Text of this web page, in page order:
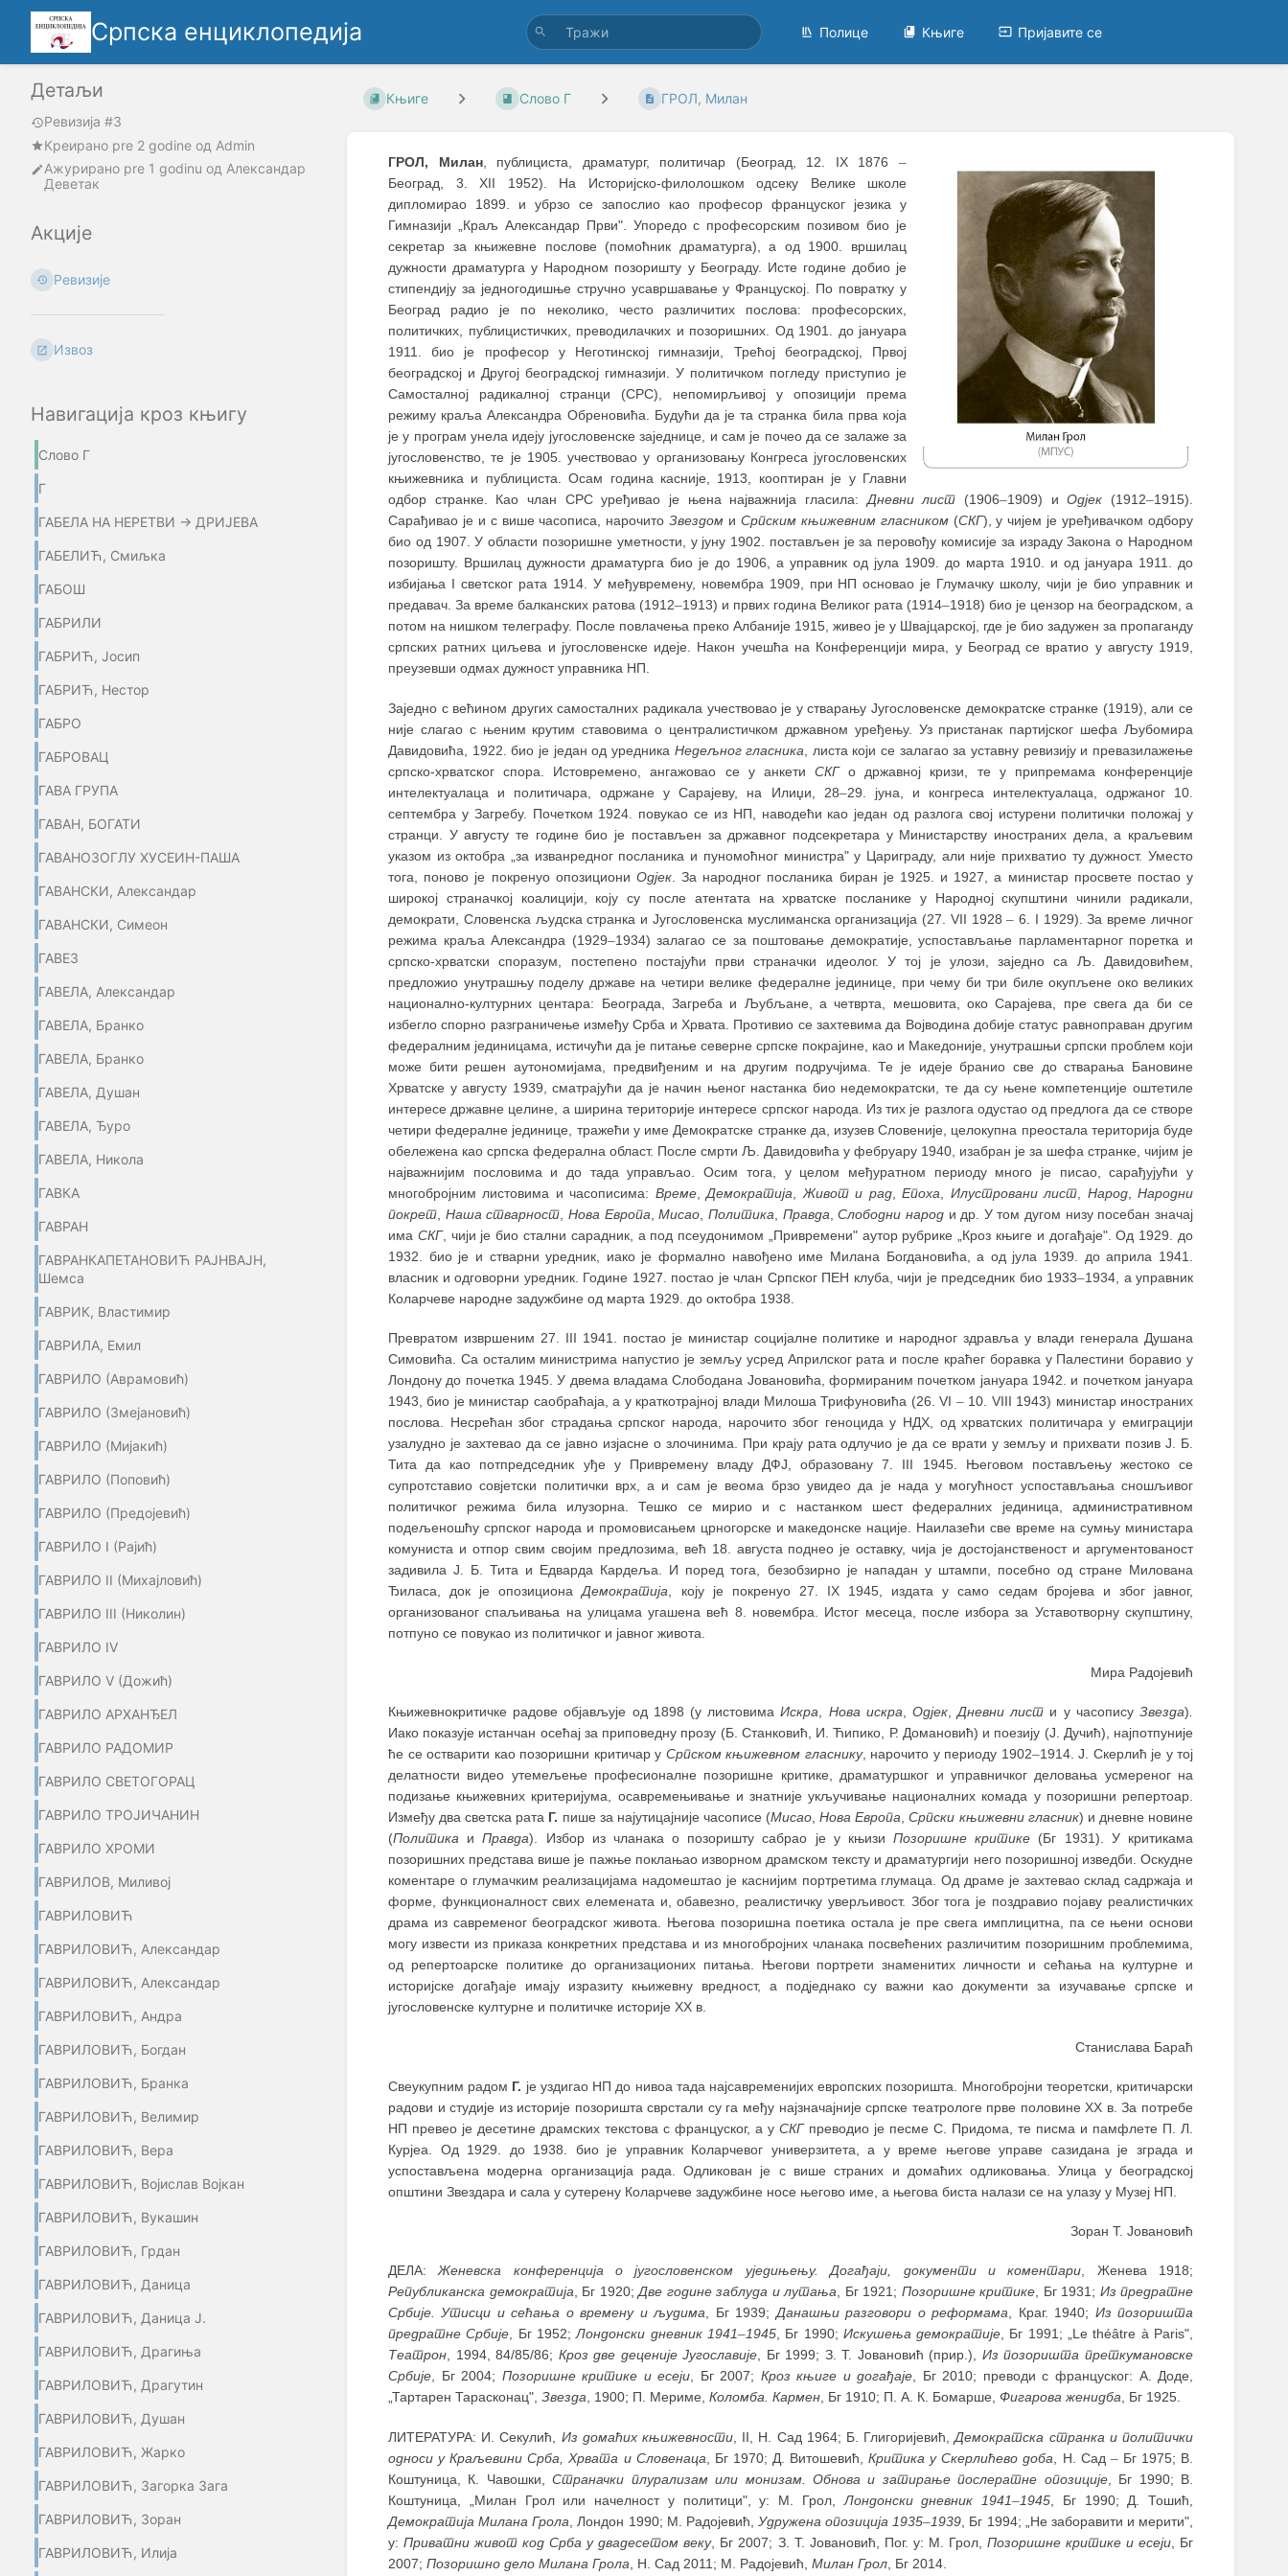
Српска енциклопедија Полице Књиге Пријавите се
Детаљи
Ревизија #3
Креирано pre 2 godine oд Admin
Ажурирано pre 1 godinu од Александар
Деветак
Акције
Ревизије
Извоз
Навигација кроз књигу
Слово Г
Г
ГАБЕЛА НА НЕРЕТВИ → ДРИЈЕВА
ГАБЕЛИЋ, Смиљка
ГАБОШ
ГАБРИЛИ
ГАБРИЋ, Јосип
ГАБРИЋ, Нестор
ГАБРО
ГАБРОВАЦ
ГАВА ГРУПА
ГАВАН, БОГАТИ
ГАВАНОЗОГЛУ ХУСЕИН-ПАША
ГАВАНСКИ, Александар
ГАВАНСКИ, Симеон
ГАВЕЗ
ГАВЕЛА, Александар
ГАВЕЛА, Бранко
ГАВЕЛА, Бранко
ГАВЕЛА, Душан
ГАВЕЛА, Ђуро
ГАВЕЛА, Никола
ГАВКА
ГАВРАН
ГАВРАНКАПЕТАНОВИЋ РАЈНВАЈН,
Шемса
ГАВРИК, Властимир
ГАВРИЛА, Емил
ГАВРИЛО (Aврамовић)
ГАВРИЛО (Змејановић)
ГАВРИЛО (Мијакић)
ГАВРИЛО (Поповић)
ГАВРИЛО (Предојевић)
ГАВРИЛО I (Рајић)
ГАВРИЛО II (Михајловић)
ГАВРИЛО III (Николин)
ГАВРИЛО IV
ГАВРИЛО V (Дожић)
ГАВРИЛО АРХАНЂЕЛ
ГАВРИЛО РАДОМИР
ГАВРИЛО СВЕТОГОРАЦ
ГАВРИЛО ТРОЈИЧАНИН
ГАВРИЛО ХРОМИ
ГАВРИЛОВ, Миливој
ГАВРИЛОВИЋ
ГАВРИЛОВИЋ, Александар
ГАВРИЛОВИЋ, Александар
ГАВРИЛОВИЋ, Андра
ГАВРИЛОВИЋ, Богдан
ГАВРИЛОВИЋ, Бранка
ГАВРИЛОВИЋ, Велимир
ГАВРИЛОВИЋ, Вера
ГАВРИЛОВИЋ, Војислав Војкан
ГАВРИЛОВИЋ, Вукашин
ГАВРИЛОВИЋ, Грдан
ГАВРИЛОВИЋ, Даница
ГАВРИЛОВИЋ, Даница Ј.
ГАВРИЛОВИЋ, Драгиња
ГАВРИЛОВИЋ, Драгутин
ГАВРИЛОВИЋ, Душан
ГАВРИЛОВИЋ, Жарко
ГАВРИЛОВИЋ, Загорка Зага
ГАВРИЛОВИЋ, Зоран
ГАВРИЛОВИЋ, Илија
Књиге Слово Г ГРОЛ, Милан
ГРОЛ, Милан, публициста, драматург, политичар (Београд, 12. IX 1876–
Београд, 3. XII 1952). На Историјско-филолошком одсеку Велике школе
дипломирао 1899. и убрзо се запослио као професор француског језика у
Гимназији „Краљ Александар Први". Упоредо с професорским позивом био је
секретар за књижевне послове (помоћник драматурга), а од 1900. вршилац
дужности драматурга у Народном позоришту у Београду. Исте године добио је
стипендију за једногодишње стручно усавршавање у Француској. По повратку у
Београд радио је по неколико, често различитих послова: професорских,
политичких, публицистичких, преводилачких и позоришних. Од 1901. до јануара
1911. био је професор у Неготинској гимназији, Трећој београдској, Првој
београдској и Другој београдској гимназији. У политичком погледу приступио је
Самосталној радикалној странци (СРС), непомирљивој у опозицији према
режиму краља Александра Обреновића. Будући да је та странка била прва која
је у програм унела идеју југословенске заједнице, и сам је почео да се залаже за
југословенство, те је 1905. учествовао у организовању Конгреса југословенских
књижевника и публициста. Осам година касније, 1913, кооптиран је у Главни
одбор странке. Као члан СРС уређивао је њена најважнија гласила:Дневни лист (1906–1909) иОдјек (1912–1915).
Сарађивао је и с више часописа, нарочитоЗвездом и Српским књижевним гласником(СКГ), у чијем је уређивачком одбору
био од 1907. У области позоришне уметности, у јуну 1902. постављен је за перовођу комисије за израду Закона о Народном
позоришту. Вршилац дужности драматурга био је до 1906, а управник од јула 1909. до марта 1910. и од јануара 1911. до
избијања I светског рата 1914. У међувремену, новембра 1909, при НП основао је Глумачку школу, чији је био управник и
предавач. За време балканских ратова (1912–1913) и првих година Великог рата (1914–1918) био је цензор на београдском, а
потом на нишком телеграфу. После повлачења преко Албаније 1915, живео је у Швајцарској, где је био задужен за пропаганду
српских ратних циљева и југословенске идеје. Након учешћа на Конференцији мира, у Београд се вратио у августу 1919,
преузевши одмах дужност управника НП.
Заједно с већином других самосталних радикала учествовао је у стварању Југословенске демократске странке (1919), али се
није слагао с њеним крутим ставовима о централистичком државном уређењу. Уз пристанак партијског шефа Љубомира
Давидовића, 1922. био је један од уредника Недељног гласника , листа који се залагао за уставну ревизију и превазилажење
српско-хрватског спора. Истовремено, ангажовао се у анкети СКГо државној кризи, те у припремама конференције
интелектуалаца и политичара, одржане у Сарајеву, на Илиџи, 28–29. јуна, и конгреса интелектуалаца, одржаног 10.
септембра у Загребу. Почетком 1924. повукао се из НП, наводећи као један од разлога свој истурени политички положај у
странци. У августу те године био је постављен за државног подсекретара у Министарству иностраних дела, а краљевим
указом из октобра „за изванредног посланика и пуномоћног министра" у Цариграду, али није прихватио ту дужност. Уместо
тога, поново је покренуо опозициони Одјек. За народног посланика биран је 1925. и 1927, а министар просвете постао у
широкој страначкој коалицији, коју су после атентата на хрватске посланике у Народној скупштини чинили радикали,
демократи, Словенска људска странка и Југословенска муслиманска организација (27. VII 1928– 6. I 1929). За време личног
режима краља Александра (1929–1934) залагао се за поштовање демократије, успостављање парламентарног поретка и
српско-хрватски споразум, постепено постајући први страначки идеолог. У тој је улози, заједно сa Љ. Давидовићем,
предложио унутрашњу поделу државе на четири велике федералне јединице, при чему би три биле окупљене око великих
национално-културних центара: Београда, Загреба и Љубљане, а четврта, мешовита, око Сарајева, пре свега да би се
избегло спорно разграничење између Срба и Хрвата. Противио се захтевима да Војводина добије статус равноправан другим
федералним јединицама, истичући да је питање северне српске покрајине, као и Македоније, унутрашњи српски проблем који
може бити решен аутономијама, предвиђеним и на другим подручјима. Те је идеје бранио све до стварања Бановине
Хрватске у августу 1939, сматрајући да је начин њеног настанка био недемократски, те да су њене компетенције оштетиле
интересе државне целине, а ширина територије интересе српског народа. Из тих је разлога одустао од предлога да се створе
четири федералне јединице, тражећи у име Демократске странке да, изузев Словеније, целокупна преостала територија буде
обележена као српска федерална област. После смрти Љ. Давидовића у фебруару 1940, изабран је за шефа странке, чијим је
најважнијим пословима и до тада управљао. Осим тога, у целом међуратном периоду много је писао, сарађујући у
многобројним листовима и часописима: Време,Демократија Живот и рад,Епоха Илустровани лист Народ,Народни
покрет Наша стварност Нова Европа ,Мисао Политика Правда ,Слободни народи др. У том дугом низу посебан значај
има СКГ, чији је био стални сарадник, а под псеудонимом „Привремени" аутор рубрике „Кроз књиге и догађаје". Од 1929. до
1932. био је и стварни уредник, иако је формално навођено име Милана Богдановића, а од јула 1939. до априла 1941.
власник и одговорни уредник. Године 1927. постао је члан Српског ПЕН клуба, чији је председник био 1933–1934, а управник
Коларчеве народне задужбине од марта 1929. до октобра 1938.
Превратом извршеним 27. III 1941. постао је министар социјалне политике и народног здравља у влади генерала Душана
Симовића. Са осталим министрима напустио је земљу усред Априлског рата и после краћег боравка у Палестини боравио у
Лондону до почетка 1945. У двема владама Слободана Јовановића, формираним почетком јануара 1942. и почетком јануара
1943, био је министар саобраћаја, а у краткотрајној влади Милоша Трифуновића (26. VI –10. VIII 1943) министар иностраних
послова. Несрећан због страдања српског народа, нарочито због геноцида у НДХ, од хрватских политичара у емиграцији
узалудно је захтевао да се јавно изјасне о злочинима. При крају рата одлучио је да се врати у земљу и прихвати позив Ј. Б.
Тита да као потпредседник уђе у Привремену владу ДФЈ, образовану 7. III 1945. Његовом постављењу жестоко се
супротставио совјетски политички врх, а и сам је веома брзо увидео да је нада у могућност успостављања сношљивог
политичког режима била илузорна. Тешко се мирио и с настанком шест федералних јединица, административном
подељеношћу српског народа и промовисањем црногорске и македонске нације. Наилазећи све време на сумњу министара
комуниста и отпор свим својим предлозима, већ 18. августа поднео је оставку, чија је достојанственост и аргументованост
задивила Ј. Б. Тита и Едварда Кардеља. И поред тога, безобзирно је нападан у штампи, посебно од стране Милована
Ђиласа, док је опозиционаДемократија , коју је покренуо 27. IX 1945, издата у само седам бројева и због јавног,
организованог спаљивања на улицама угашена већ 8. новембра. Истог месеца, после избора за Уставотворну скупштину,
потпуно се повукао из политичког и јавног живота.
Мира Радојевић
Књижевнокритичке радове објављује од 1898 (у листовимаИскра, Нова искра, Одјек,Дневни лист и у часопису Звезда).
Иако показује истанчан осећај за приповедну прозу (Б. Станковић, И. Ћипико, Р. Домановић) и поезију (Ј. Дучић), најпотпуније
ће се остварити као позоришни критичар у Српском књижевном гласнику, нарочито у периоду 1902–1914. Ј. Скерлић је у тој
делатности видео утемељење професионалне позоришне критике, драматуршког и управничког деловања усмереног на
подизање књижевних критеријума, осавремењивање и знатније укључивање националних комада у позоришни репертоар.
Између два светска рата Г. пише за најутицајније часописе (Мисао,Нова Европа,Српски књижевни гласник) и дневне новине
(Политика иПравда). Избор из чланака о позоришту сабрао је у књизиПозоришне критике (Бг 1931). У критикама
позоришних представа више је пажње поклањао изворном драмском тексту и драматургији него позоришној изведби. Оскудне
коментаре о глумачким реализацијама надомештао је каснијим портретима глумаца. Од драме је захтевао склад садржаја и
форме, функционалност свих елемената и, обавезно, реалистичку уверљивост. Због тога је поздравио појаву реалистичких
драма из савременог београдског живота. Његова позоришна поетика остала је пре свега имплицитна, па се њени основи
могу извести из приказа конкретних представа и из многобројних чланака посвећених различитим позоришним проблемима,
од репертоарске политике до организационих питања. Његови портрети знаменитих личности и сећања на културне и
историјске догађаје имају изразиту књижевну вредност, а подједнако су важни као документи за изучавање српске и
југословенске културне и политичке историје ХХ в.
Станислава Бараћ
Свеукупним радом Г. је уздигао НП до нивоа тада најсавременијих европских позоришта. Многобројни теоретски, критичарски
радови и студије из историје позоришта сврстали су га међу најзначајније српске театрологе прве половине XX в. За потребе
НП превео је десетине драмских текстова с француског, а у СКГпреводио је песме С. Придома, те писма и памфлете П. Л.
Курјеа. Од 1929. до 1938. био је управник Коларчевог универзитета, а у време његове управе сазидана је зграда и
успостављена модерна организација рада. Одликован је с више страних и домаћих одликовања. Улица у београдској
општини Звездара и сала у сутерену Коларчеве задужбине носе његово име, а његова биста налази се на улазу у Музеј НП.
Зоран Т. Јовановић
ДЕЛА:Женевска конференција о југословенском уједињењу. Догађаји, документи и коментари, Женева 1918;
Републиканска демократија, Бг 1920;Две године заблуда и лутања, Бг 1921; Позоришне критике, Бг 1931; Из предратне
Србије. Утисци и сећања о времену и људима, Бг 1939;Данашњи разговори о реформама, Краг. 1940; Из позоришта
предратне Србије, Бг 1952;Лондонски дневник 1941–1945, Бг 1990; Искушења демократије, Бг 1991; „Le théâtre à Paris",
Театрон, 1994, 84/85/86; Кроз две деценије Југославије, Бг 1999; З. Т. Јовановић (прир.), Из позоришта преткумановске
Србије, Бг 2004; Позоришне критике и есеји, Бг 2007; Кроз књиге и догађаје, Бг 2010; преводи с француског: А. Доде,
„Тартарен Тарасконац", Звезда, 1900; П. Мериме, Коломба. Кармен, Бг 1910; П. А. К. Бомарше, Фигарова женидба, Бг 1925.
ЛИТЕРАТУРА: И. Секулић, Из домаћих књижевности , II, Н. Сад 1964; Б. Глигоријевић,Демократска странка и политички
односи у Краљевини Срба, Хрвата и Словенаца , Бг 1970; Д. Витошевић,Критика у Скерлићево доба , Н. Сад –Бг 1975; В.
Коштуница, К. Чавошки,Страначки плурализам или монизам. Обнова и затирање послератне опозиције, Бг 1990; В.
Коштуница, „Милан Грол или начелност у политици", у: М. Грол, Лондонски дневник 1941–1945 , Бг 1990; Д. Тошић,
Демократија Милана Грола , Лондон 1990; М. Радојевић, Удружена опозиција 1935–1939 , Бг 1994; „Не заборавити и мерити",
у:Приватни живот код Срба у двадесетом веку, Бг 2007; З. Т. Јовановић, Пог. у: М. Грол, Позоришне критике и есеји , Бг
2007; Позоришно дело Милана Грола , Н. Сад 2011; М. Радојевић, Милан Грол , Бг 2014.